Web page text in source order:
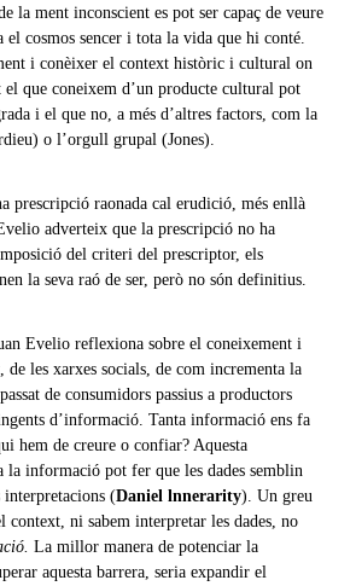
la ment inconscient es pot ser capaç de veure
el cosmos sencer i tota la vida que hi conté.
i conèixer el context històric i cultural on
que coneixem d’un producte cultural pot
i el que no, a més d’altres factors, com la
o l’orgull grupal (Jones).
prescripció raonada cal erudició, més enllà
adverteix que la prescripció no ha
del criteri del prescriptor, els
la seva raó de ser, però no són definitius.
Evelio reflexiona sobre el coneixement i
de les xarxes socials, de com incrementa la
de consumidors passius a productors
d’informació. Tanta informació ens fa
hem de creure o confiar? Aquesta
la informació pot fer que les dades semblin
interpretacions (Daniel lnnerarity). Un greu
context, ni sabem interpretar les dades, no
La millor manera de potenciar la
aquesta barrera, seria expandir el